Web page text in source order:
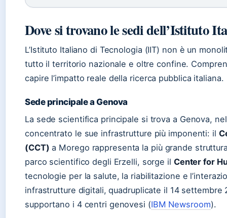
Dove si trovano le sedi dell’Istituto
L’Istituto Italiano di Tecnologia (IIT) non è un
tutto il territorio nazionale e oltre confine.
capire l’impatto reale della ricerca pubblica italiana.
Sede principale a Genova
La sede scientifica principale si trova a Genova,
concentrato le sue infrastrutture più imponenti: il
(CCT) a Morego rappresenta la più grande
parco scientifico degli Erzelli, sorge il Center for
tecnologie per la salute, la riabilitazione e
infrastrutture digitali, quadruplicate il 14 settembre
supportano i 4 centri genovesi (IBM Newsroom).